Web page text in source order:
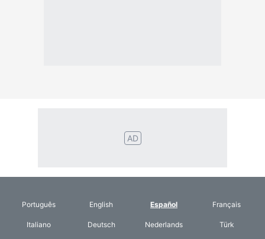
Suomalainen Eesti Dansk Tagalog
Orang
हिंदी